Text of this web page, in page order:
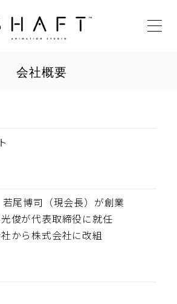
会社概要
尾博司（現会長）が創業
俊が代表取締役に就任
から株式会社に改組